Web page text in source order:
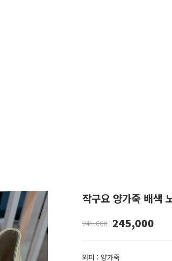
작구요 양가죽 배색
245,000 245,000
외피 : 양가죽